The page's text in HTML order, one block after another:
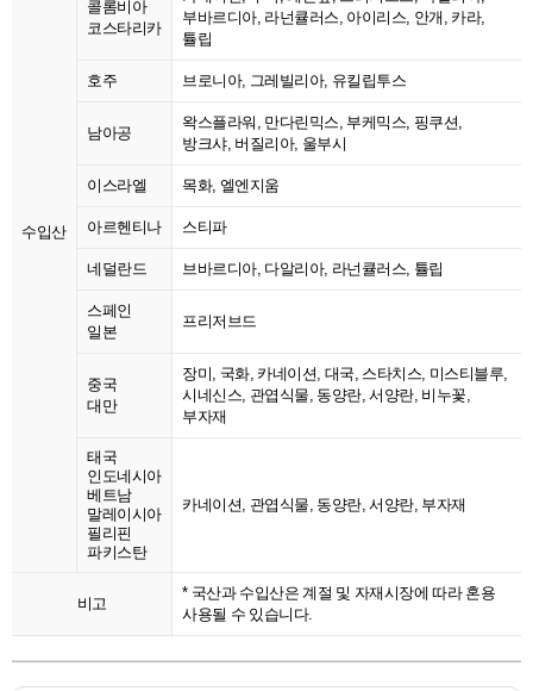
수입산
콜롬비아
코스타리카
부바르디아, 라넌큘러스, 아이리스, 안개, 카라,
튤립
호주 브로니아, 그레빌리아, 유킬립투스
남아공
왁스플라워, 만다린믹스, 부케믹스, 핑쿠션,
방크샤, 버질리아, 울부시
이스라엘 목화, 엘엔지움
아르헨티나 스티파
네덜란드 브바르디아, 다알리아, 라넌큘러스, 튤립
스페인
일본
프리저브드
중국
대만
장미, 국화, 카네이션, 대국, 스타치스, 미스티블루,
시네신스, 관엽식물, 동양란, 서양란, 비누꽃,
부자재
태국
인도네시아
베트남
말레이시아
필리핀
파키스탄
카네이션, 관엽식물, 동양란, 서양란, 부자재
비고
* 국산과 수입산은 계절 및 자재시장에 따라 혼용
사용될 수 있습니다.